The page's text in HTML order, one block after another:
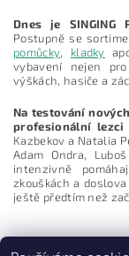
osobních údajů
Dnes je SINGING
Postupně se
pomůcky, kladky
vybavení nejen
výškách, hasiče a
Na testování
profesionální lezci
Kazbekov a Natalia
Adam Ondra,
intenzivně
zkouškách a
ještě předtím než